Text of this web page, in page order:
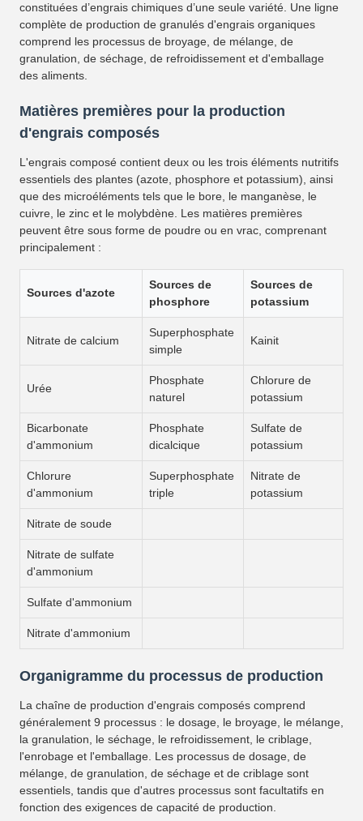
constituées d’engrais chimiques d’une seule variété. Une ligne
complète de production de granulés d'engrais organiques
comprend les processus de broyage, de mélange, de
granulation, de séchage, de refroidissement et d'emballage
des aliments.
Matières premières pour la production
d'engrais composés
L'engrais composé contient deux ou les trois éléments nutritifs
essentiels des plantes (azote, phosphore et potassium), ainsi
que des microéléments tels que le bore, le manganèse, le
cuivre, le zinc et le molybdène. Les matières premières
peuvent être sous forme de poudre ou en vrac, comprenant
principalement :
Sources d'azote
Sources de
phosphore
Sources de
potassium
Nitrate de calcium
Superphosphate
simple
Kainit
Urée
Phosphate
naturel
Chlorure de
potassium
Bicarbonate
d'ammonium
Phosphate
dicalcique
Sulfate de
potassium
Chlorure
d'ammonium
Superphosphate
triple
Nitrate de
potassium
Nitrate de soude
Nitrate de sulfate
d'ammonium
Sulfate d'ammonium
Nitrate d'ammonium
Organigramme du processus de production
La chaîne de production d'engrais composés comprend
généralement 9 processus : le dosage, le broyage, le mélange,
la granulation, le séchage, le refroidissement, le criblage,
l'enrobage et l'emballage. Les processus de dosage, de
mélange, de granulation, de séchage et de criblage sont
essentiels, tandis que d'autres processus sont facultatifs en
fonction des exigences de capacité de production.